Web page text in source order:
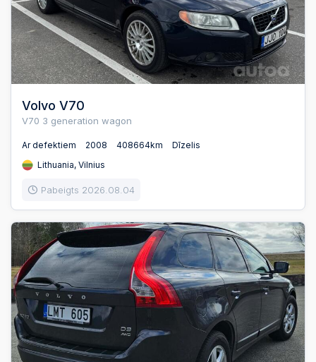
Volvo V70
V70 3 generation wagon
Ar defektiem 2008 408664km
Dīzelis
Lithuania, Vilnius
Pabeigts 2026.08.04